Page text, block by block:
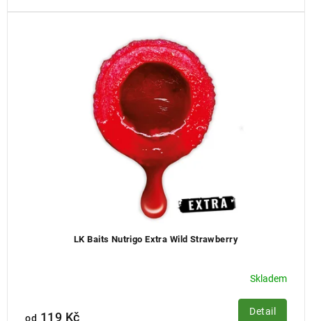
LK Baits Nutrigo Extra Wild Strawberry
Skladem
119 Kč Detail